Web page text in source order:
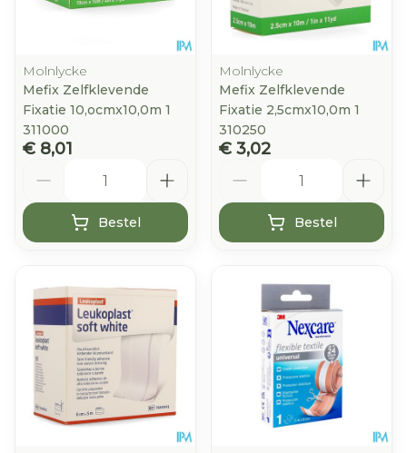
Molnlycke
Mefix Zelfklevende
Fixatie 10,ocmx10,0m 1
311000
€ 8,01
Bestel
Molnlycke
Mefix Zelfklevende
Fixatie 2,5cmx10,0m 1
310250
€ 3,02
Bestel